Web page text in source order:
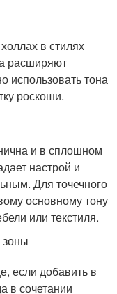
в стилях
расширяют
использовать тона
роскоши.
и в сплошном
настрой и
Для точечного
основному тону
или текстиля.
если добавить в
в сочетании